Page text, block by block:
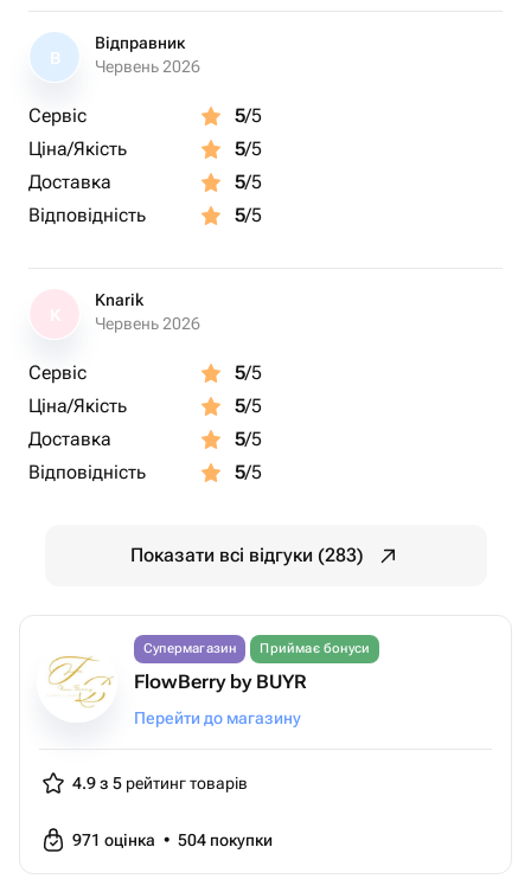
В
Відправник
Червень 2026
Сервіс 5/5
Ціна/Якість
5/5
Доставка
5/5
Відповідність
5/5
Knarik
Червень 2026
Сервіс 5/5
Ціна/Якість
5/5
Доставка
5/5
Відповідність
5/5
Показати всі відгуки (283)
Супермагазин Приймає бонуси
FlowBerry by BUYR
Перейти до магазину
4.9 з 5 рейтинг товарів
971 оцінка • 504 покупки